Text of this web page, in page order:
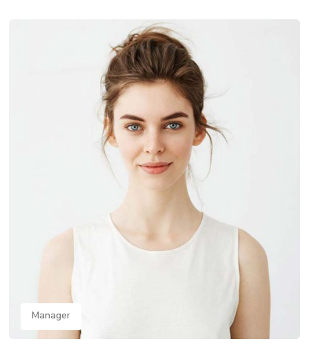
Manager